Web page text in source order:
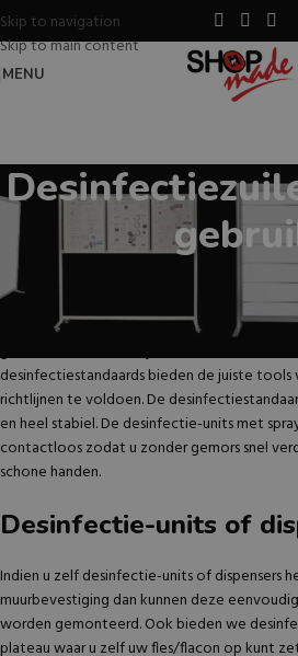
Skip to navigation
Skip to main content
MENU
Desinfectiezuilen
Nu en in de toekomst is en blijft het erg
goed desinfecteren bij binnenkomst in een
desinfectiestandaards bieden de juiste tools
richtlijnen te voldoen. De
en heel stabiel. De desinfectie-units met
contactloos zodat u zonder gemors snel
schone handen.
Desinfectie-units of
Indien u zelf desinfectie-units of dispensers
muurbevestiging dan kunnen deze
worden gemonteerd. Ook bieden we
plateau waar u zelf uw fles/flacon op kunt